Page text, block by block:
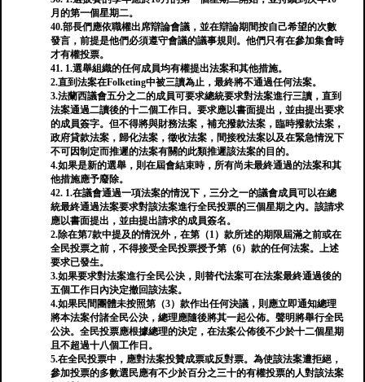
月的第一個星期二。
40.部長們應依職權出席辯論會議，並在辯論期間按自己希望的次數
發言，前提是他們必須遵守會議的議事規則。他們只有在參加集會時
才有權投票。
41. 1.選舉組織的任何成員均有權提出法案和其他措施。
2.直到法案在Folketing中被三讀為止，最終將不通過任何法案。
3.法蘭西議會五分之二的成員可要求總統要求對法案進行三讀，直到
法案通過二讀後的十二個工作日。要求應以書面提出，並由提出要求
的成員簽字。但不得將與財務法案，補充撥款法案，臨時撥款法案，
政府貸款法案，歸化法案，徵收法案，間接稅法案以及在緊急情況下
不可因制定而推遲的法案有關的此類推遲該法案的目的。
4.如果是新的選舉，則在屆會結束時，所有尚未最終通過的法案和其
他措施應予廢除。
42. 1.在議會通過一項法案的情況下，三分之一的議會成員可以在總
統最終通過法案要求對該法案進行全民投票的三個星期之內。該請求
應以書面提出，並由提出請求的成員簽名。
2.除在第7款中提及的情況外，在第（1）款所述的期限屆滿之前或在
全民投票之前，不得接受全民投票授予第（6）款的任何法案。上述
要求已發生。
3.如果要求對法案進行全民公決，則替代法案可在法案最​​終通過後的
五個工作日內決定撤回該法案。
4.如果民間團體未按照第（3）款作出任何決議，則應立即通知總理
將本法案付諸全民公決，總理應隨後將其一起公佈。聲明將舉行全民
公決。全民投票應根據總理的決定，在法案公佈後不少於十二個星期
且不超過十八個工作日。
5.在全民投票中，應對法案投贊成票或反對票。為使該法案遭拒絕，
參加投票的多數選民應有不少於百分之三十的有權投票的人對該法案